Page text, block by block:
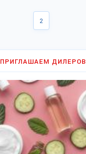
2
ПРИГЛАШАЕМ ДИЛЕРОВ